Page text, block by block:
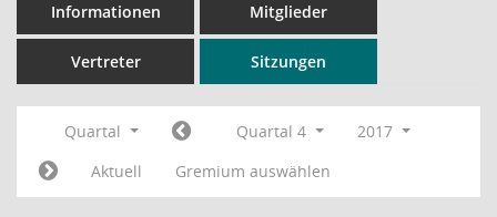
Informationen Mitglieder
Vertreter Sitzungen
Quartal Quartal 4
2017
Aktuell
Gremium auswählen